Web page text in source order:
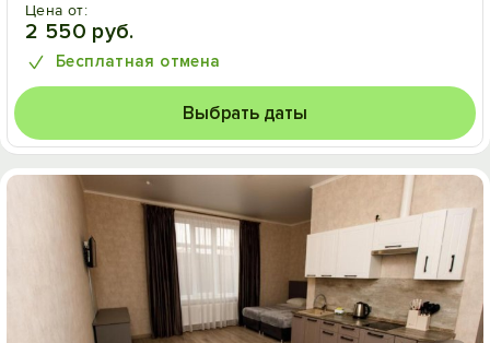
Цена от:
2 550 руб.
Бесплатная отмена
Выбрать даты